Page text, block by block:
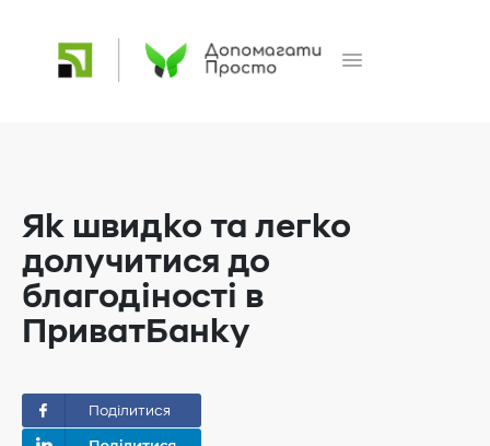
Як швидко та легко
долучитися до
благодіності в
ПриватБанку
Поділитися